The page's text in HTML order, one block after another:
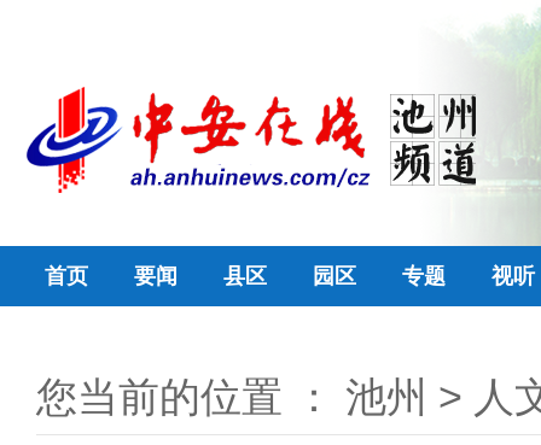
首页 要闻 县区 园区 专题 视听
您当前的位置 ： 池州 > 人